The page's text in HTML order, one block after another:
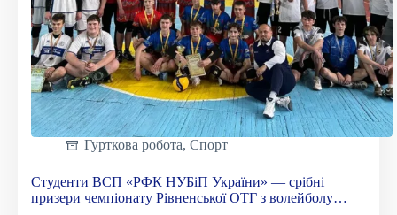
Гурткова робота, Спорт
Студенти ВСП «РФК НУБіП України» — срібні
призери чемпіонату Рівненської ОТГ з волейболу